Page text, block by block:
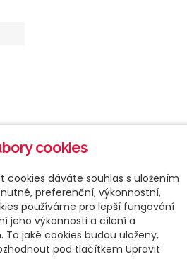
cookies
cookies dáváte souhlas s uložením
preferenční, výkonnostní,
používáme pro lepší fungování
jeho výkonnosti a cílení a
To jaké cookies budou uloženy,
pod tlačítkem Upravit